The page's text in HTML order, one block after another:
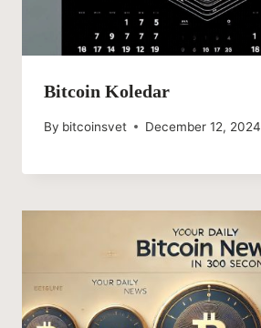
Bitcoin Koledar
By bitcoinsvet December 12, 2024